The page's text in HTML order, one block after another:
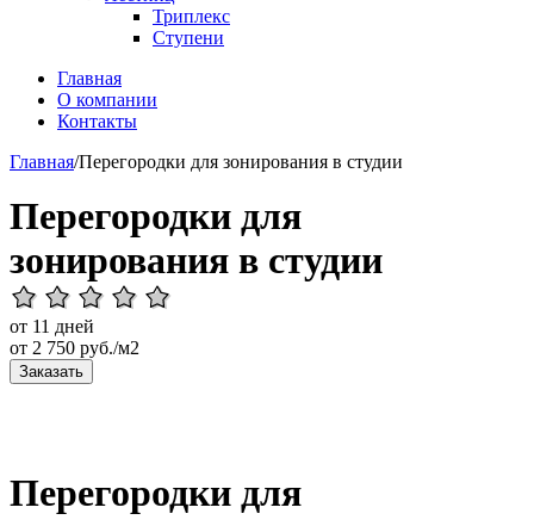
Триплекс
Ступени
Главная
О компании
Контакты
Главная/Перегородки для зонирования в студии
Перегородки для
зонирования в студии
от 11 дней
от 2 750 руб./м2
Заказать
Перегородки для